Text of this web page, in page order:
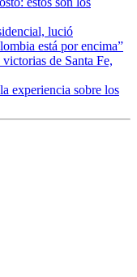
lució
está por encima”
de Santa Fe,
experiencia sobre los